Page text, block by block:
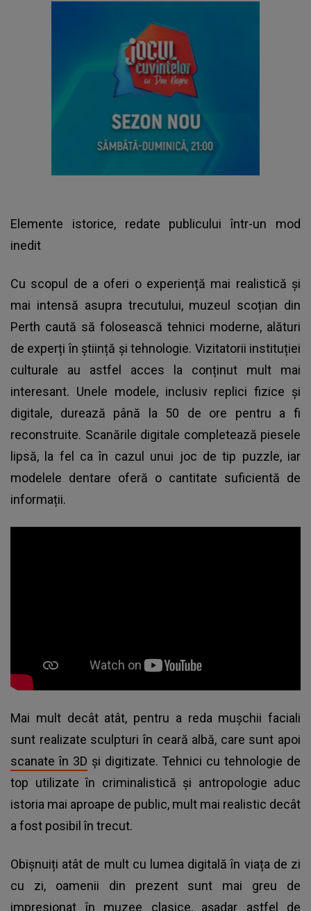
Elemente istorice, redate publicului într-un mod
inedit
Cu scopul de a oferi o experiență mai realistică și
mai intensă asupra trecutului, muzeul scoțian din
Perth caută să folosească tehnici moderne, alături
de experți în știință și tehnologie. Vizitatorii instituției
culturale au astfel acces la conținut mult mai
interesant. Unele modele, inclusiv replici fizice și
digitale, durează până la 50 de ore pentru a fi
reconstruite. Scanările digitale completează piesele
lipsă, la fel ca în cazul unui joc de tip puzzle, iar
modelele dentare oferă o cantitate suficientă de
informații.
Mai mult decât atât, pentru a reda mușchii faciali
sunt realizate sculpturi în ceară albă, care sunt apoi
scanate în 3D și digitizate. Tehnici cu tehnologie de
top utilizate în criminalistică și antropologie aduc
istoria mai aproape de public, mult mai realistic decât
a fost posibil în trecut.
Obișnuiți atât de mult cu lumea digitală în viața de zi
cu zi, oamenii din prezent sunt mai greu de
impresionat în muzee clasice, așadar astfel de